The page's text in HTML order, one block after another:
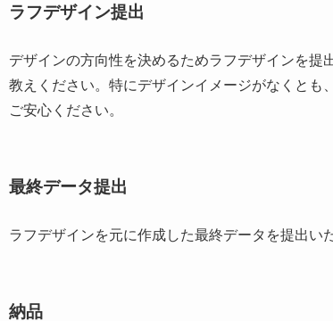
ラフデザイン提出
デザインの方向性を決めるためラフデザインを
教えください。特にデザインイメージがなくとも
ご安心ください。
最終データ提出
ラフデザインを元に作成した最終データを提出い
納品